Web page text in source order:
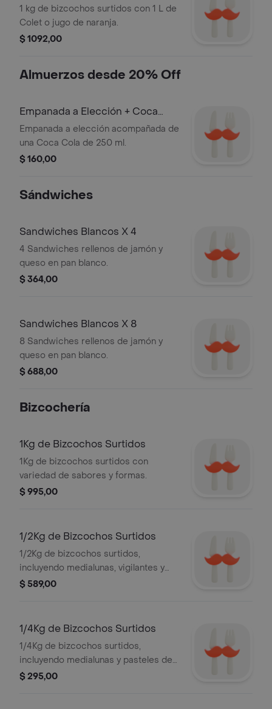
Surtidos + 1L Colet O Jugo de
Naranja Co
1 kg de bizcochos surtidos con 1 L de
Colet o jugo de naranja.
$ 1092,00
Almuerzos desde 20% Off
Empanada a Elección + Coca
Cola 250M
Empanada a elección acompañada de
una Coca Cola de 250 ml.
$ 160,00
Sándwiches
Sandwiches Blancos X 4
4 Sandwiches rellenos de jamón y
queso en pan blanco.
$ 364,00
Sandwiches Blancos X 8
8 Sandwiches rellenos de jamón y
queso en pan blanco.
$ 688,00
Bizcochería
1Kg de Bizcochos Surtidos
1Kg de bizcochos surtidos con
variedad de sabores y formas.
$ 995,00
1/2Kg de Bizcochos Surtidos
1/2Kg de bizcochos surtidos,
incluyendo medialunas, vigilantes y
bizcochos de crema pastelera.
$ 589,00
1/4Kg de Bizcochos Surtidos
1/4Kg de bizcochos surtidos,
incluyendo medialunas y pasteles de
crema.
$ 295,00